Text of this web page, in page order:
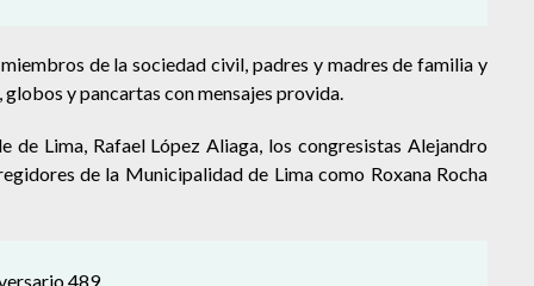
de la sociedad civil, padres y madres de familia y
y pancartas con mensajes provida.
de Lima, Rafael López Aliaga, los congresistas Alejandro
de la Municipalidad de Lima como Roxana Rocha
489